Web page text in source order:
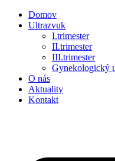
Domov
Ultrazvuk
I.trimester
II.trimester
III.trimester
Gynekologický
O nás
Aktuality
Kontakt